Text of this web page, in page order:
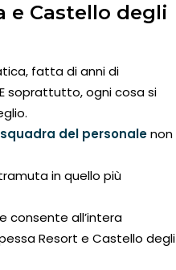
e Castello degli
fatta di anni di
soprattutto, ogni cosa si
squadra del personalenon
in quello più
consente all’intera
Resort e Castello degli